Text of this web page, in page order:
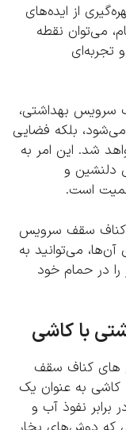
از ایده‌های
نقطه
بهداشتی،
بلکه فضایی
این امر به
و
است.
کناف سقف سرویس
می‌توانید به
حمام خود
کناف سقف
به عنوان یک
نفوذ آب و